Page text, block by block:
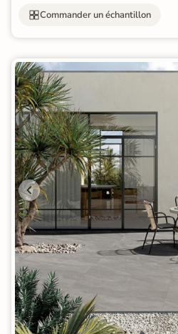
Commander un échantillon